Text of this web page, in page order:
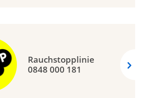
Rauchstopplinie
0848 000 181